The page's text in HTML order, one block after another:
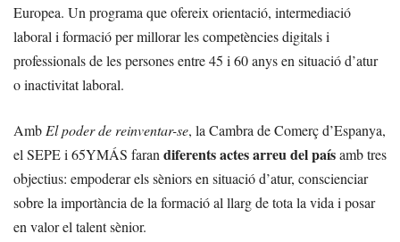
Europea. Un programa que ofereix orientació, intermediació
laboral i formació per millorar les competències digitals i
professionals de les persones entre 45 i 60 anys en situació d’atur
o inactivitat laboral.
Amb El poder de reinventar-se, la Cambra de Comerç d’Espanya,
el SEPE i 65YMÁS faran diferents actes arreu del paísamb tres
objectius: empoderar els sèniors en situació d’atur, conscienciar
sobre la importància de la formació al llarg de tota la vida i posar
en valor el talent sènior.